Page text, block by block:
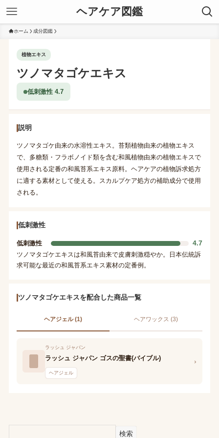
ヘアケア図鑑
ホーム 成分図鑑
植物エキス
ツノマタゴケエキス
低刺激性 4.7
説明
ツノマタゴケ由来の水溶性エキス。苔類植物由来の植物エキス
で、多糖類・フラボノイド類を含む和風植物由来の植物エキスで
使用される定番の和風苔系エキス原料。ヘアケアの植物訴求処方
に適する素材として使える。スカルプケア処方の補助成分で使用
される。
低刺激性
低刺激性 4.7
ツノマタゴケエキスは和風苔由来で皮膚刺激穏やか。日本伝統訴
求可能な最近の和風苔系エキス素材の定番例。
ツノマタゴケエキスを配合した商品一覧
ヘアジェル (1) ヘアワックス (3)
ラッシュ ジャパン
ラッシュ ジャパン ゴスの聖書(バイブル)
ヘアジェル
›
検索